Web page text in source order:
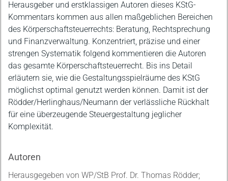
Herausgeber und erstklassigen Autoren dieses KStG-
Kommentars kommen aus allen maßgeblichen Bereichen
des Körperschaftsteuerrechts: Beratung, Rechtsprechung
und Finanzverwaltung. Konzentriert, präzise und einer
strengen Systematik folgend kommentieren die Autoren
das gesamte Körperschaftsteuerrecht. Bis ins Detail
erläutern sie, wie die Gestaltungsspielräume des KStG
möglichst optimal genutzt werden können. Damit ist der
Rödder/Herlinghaus/Neumann der verlässliche Rückhalt
für eine überzeugende Steuergestaltung jeglicher
Komplexität.
Autoren
Herausgegeben von WP/StB Prof. Dr. Thomas Rödder;